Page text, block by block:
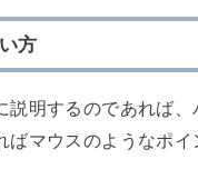
方
説明するのであれば
ばマウスのようなポイ